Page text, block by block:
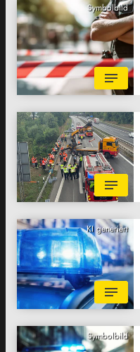
Symbolbild
KI generiert
Symbolbild